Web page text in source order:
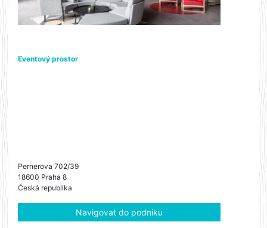
Eventový prostor
Pernerova 702/39
18600 Praha 8
Česká republika
Navigovat do podniku